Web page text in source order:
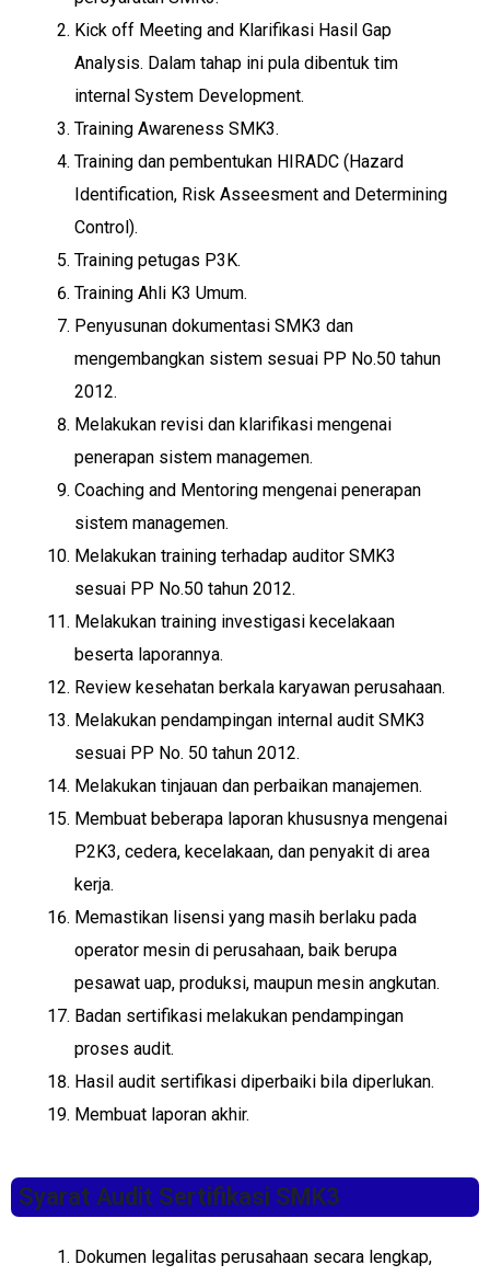
Kick off Meeting and Klarifikasi Hasil Gap
Analysis. Dalam tahap ini pula dibentuk tim
internal System Development.
Training Awareness SMK3.
Training dan pembentukan HIRADC (Hazard
Identification, Risk Asseesment and Determining
Control).
Training petugas P3K.
Training Ahli K3 Umum.
Penyusunan dokumentasi SMK3 dan
mengembangkan sistem sesuai PP No.50 tahun
2012.
Melakukan revisi dan klarifikasi mengenai
penerapan sistem managemen.
Coaching and Mentoring mengenai penerapan
sistem managemen.
Melakukan training terhadap auditor SMK3
sesuai PP No.50 tahun 2012.
Melakukan training investigasi kecelakaan
beserta laporannya.
Review kesehatan berkala karyawan perusahaan.
Melakukan pendampingan internal audit SMK3
sesuai PP No. 50 tahun 2012.
Melakukan tinjauan dan perbaikan manajemen.
Membuat beberapa laporan khususnya mengenai
P2K3, cedera, kecelakaan, dan penyakit di area
kerja.
Memastikan lisensi yang masih berlaku pada
operator mesin di perusahaan, baik berupa
pesawat uap, produksi, maupun mesin angkutan.
Badan sertifikasi melakukan pendampingan
proses audit.
Hasil audit sertifikasi diperbaiki bila diperlukan.
Membuat laporan akhir.
Syarat Audit Sertifikasi SMK3
Dokumen legalitas perusahaan secara lengkap,